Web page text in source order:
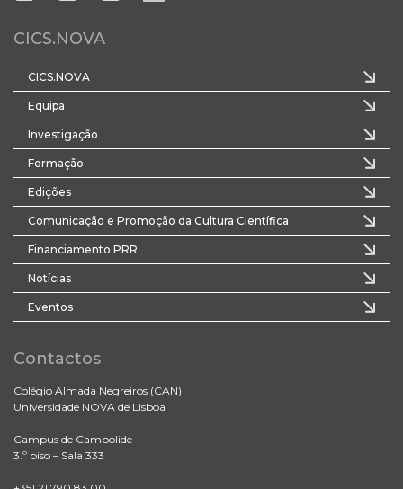
CICS.NOVA
CICS.NOVA
Equipa
Investigação
Formação
Edições
Comunicação e Promoção da Cultura Científica
Financiamento PRR
Notícias
Eventos
Contactos
Colégio Almada Negreiros (CAN)
Universidade NOVA de Lisboa
Campus de Campolide
3.º piso – Sala 333